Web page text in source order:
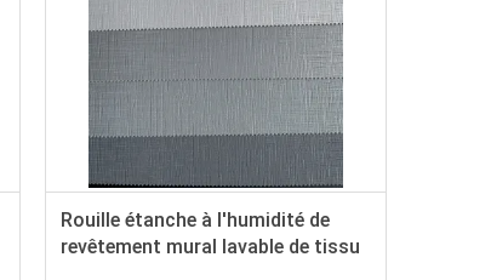
Rouille étanche à l'humidité de
revêtement mural lavable de tissu